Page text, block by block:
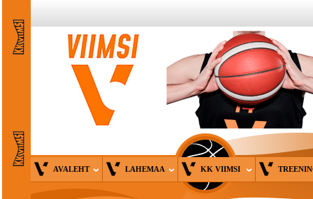
AVALEHT LAHEMAA KK VIIMSI